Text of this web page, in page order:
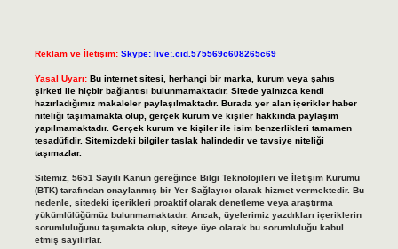
Reklam ve İletişim: Skype: live:.cid.575569c608265c69
Yasal Uyarı: Bu internet sitesi, herhangi bir marka, kurum veya şahıs
şirketi ile hiçbir bağlantısı bulunmamaktadır. Sitede yalnızca kendi
hazırladığımız makaleler paylaşılmaktadır. Burada yer alan içerikler haber
niteliği taşımamakta olup, gerçek kurum ve kişiler hakkında paylaşım
yapılmamaktadır. Gerçek kurum ve kişiler ile isim benzerlikleri tamamen
tesadüfidir. Sitemizdeki bilgiler taslak halindedir ve tavsiye niteliği
taşımazlar.
Sitemiz, 5651 Sayılı Kanun gereğince Bilgi Teknolojileri ve İletişim Kurumu
(BTK) tarafından onaylanmış bir Yer Sağlayıcı olarak hizmet vermektedir. Bu
nedenle, sitedeki içerikleri proaktif olarak denetleme veya araştırma
yükümlülüğümüz bulunmamaktadır. Ancak, üyelerimiz yazdıkları içeriklerin
sorumluluğunu taşımakta olup, siteye üye olarak bu sorumluluğu kabul
etmiş sayılırlar.